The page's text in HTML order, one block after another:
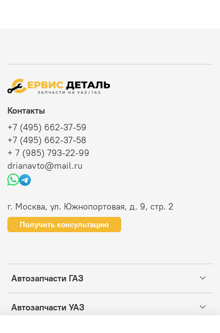
Автозапчасти ГАЗ
Автозапчасти УАЗ
Контакты
+7 (495) 662-37-59
+7 (495) 662-37-58
+ 7 (985) 793-22-99
drianavto@mail.ru
г. Москва, ул. Южнопортовая, д. 9, стр. 2
Получить консультацию